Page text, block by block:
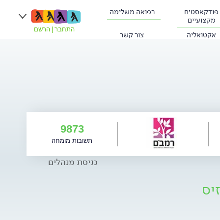
פודקאסטים
מקצועיים
רפואה משלימה
אקטואליה צור קשר
התחבר הרשם
9873
תשובות מומחה
כניסת מנהלים